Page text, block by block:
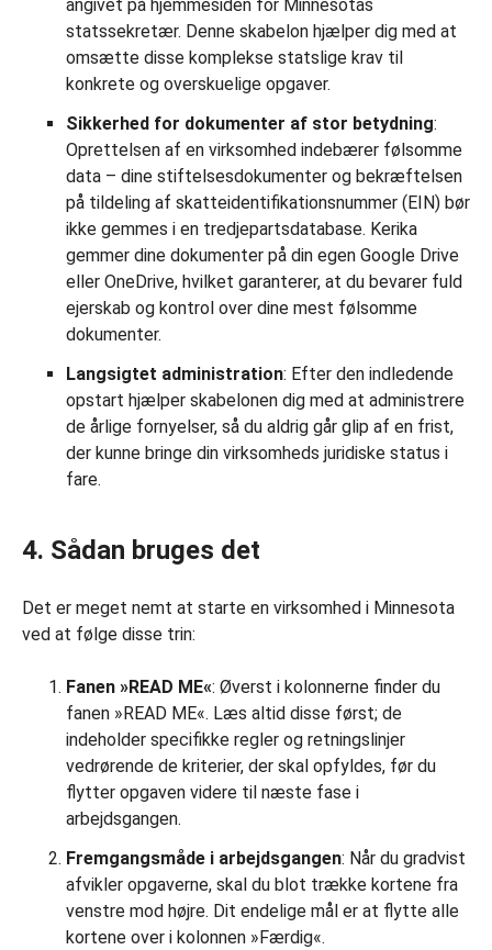
angivet på hjemmesiden for Minnesotas
statssekretær. Denne skabelon hjælper dig med at
omsætte disse komplekse statslige krav til
konkrete og overskuelige opgaver.
Sikkerhed for dokumenter af stor betydning:
Oprettelsen af en virksomhed indebærer følsomme
data – dine stiftelsesdokumenter og bekræftelsen
på tildeling af skatteidentifikationsnummer (EIN) bør
ikke gemmes i en tredjepartsdatabase. Kerika
gemmer dine dokumenter på din egen Google Drive
eller OneDrive, hvilket garanterer, at du bevarer fuld
ejerskab og kontrol over dine mest følsomme
dokumenter.
Langsigtet administration: Efter den indledende
opstart hjælper skabelonen dig med at administrere
de årlige fornyelser, så du aldrig går glip af en frist,
der kunne bringe din virksomheds juridiske status i
fare.
4. Sådan bruges det
Det er meget nemt at starte en virksomhed i Minnesota
ved at følge disse trin:
Fanen »READ ME«: Øverst i kolonnerne finder du
fanen »READ ME«. Læs altid disse først; de
indeholder specifikke regler og retningslinjer
vedrørende de kriterier, der skal opfyldes, før du
flytter opgaven videre til næste fase i
arbejdsgangen.
Fremgangsmåde i arbejdsgangen: Når du gradvist
afvikler opgaverne, skal du blot trække kortene fra
venstre mod højre. Dit endelige mål er at flytte alle
kortene over i kolonnen »Færdig«.